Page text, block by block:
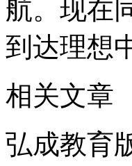
航。现在
到达理想
相关文章
弘成教育